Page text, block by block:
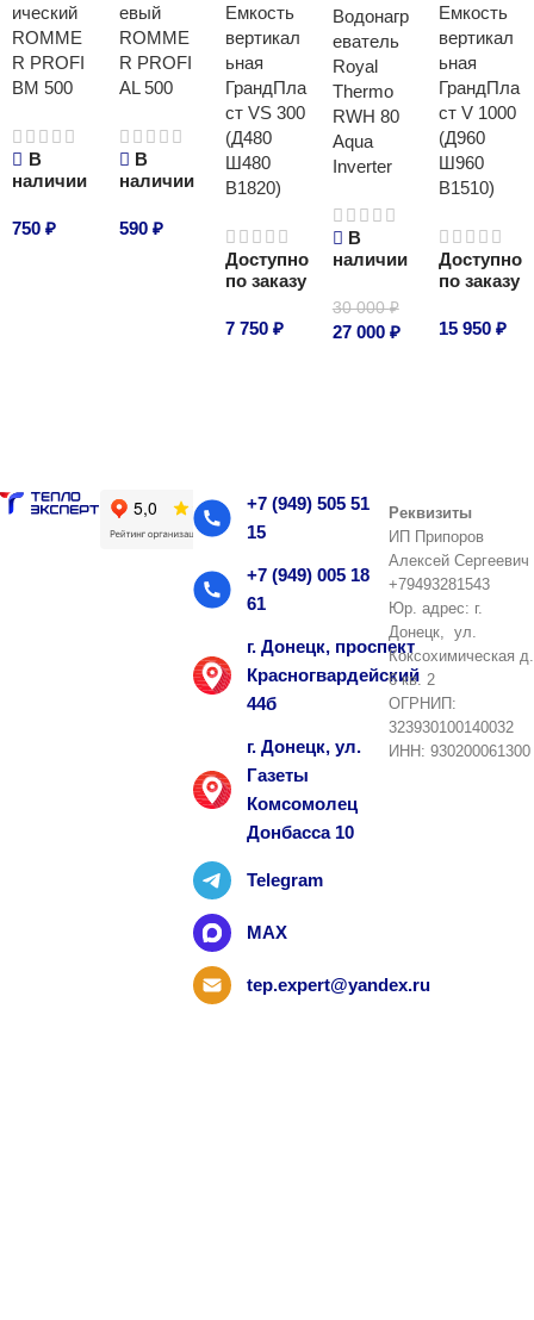
ический
ROMME
R PROFI
BM 500
В
наличии
750 ₽
евый
ROMME
R PROFI
AL 500
В
наличии
590 ₽
Емкость
вертикал
ьная
ГрандПла
ст VS 300
(Д480
Ш480
В1820)
Доступно
по заказу
7 750₽
Водонагр
еватель
Royal
Thermo
RWH 80
Aqua
Inverter
В
наличии
30 000₽
27 000 ₽
Емкость
вертикал
ьная
ГрандПла
ст V 1000
(Д960
Ш960
В1510)
Доступно
по заказу
15 950₽
+7 (949) 505 51
15
+7 (949) 005 18
61
г. Донецк, проспект
Красногвардейский
44б
г. Донецк, ул.
Газеты
Комсомолец
Донбасса 10
Telegram
MAX
tep.expert@yandex.ru
Реквизиты
ИП Припоров
Алексей Сергеевич
+79493281543
Юр. адрес: г.
Донецк, ул.
Коксохимическая д.
6 кв. 2
ОГРНИП:
323930100140032
ИНН: 930200061300